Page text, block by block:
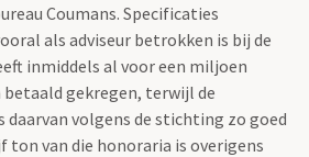
Coumans. Specificaties
als adviseur betrokken is bij de
inmiddels al voor een miljoen
gekregen, terwijl de
daarvan volgens de stichting zo goed
ton van die honoraria is overigens